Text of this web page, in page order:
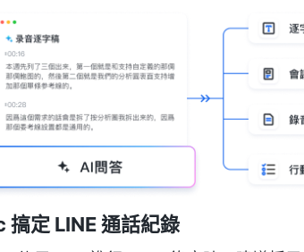
定 LINE 通話紀錄